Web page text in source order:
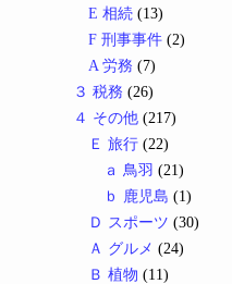
E 相続 (13)
F 刑事事件 (2)
A 労務 (7)
３ 税務 (26)
４ その他 (217)
Ｅ 旅行 (22)
ａ 鳥羽 (21)
ｂ 鹿児島 (1)
Ｄ スポーツ (30)
Ａ グルメ (24)
Ｂ 植物 (11)